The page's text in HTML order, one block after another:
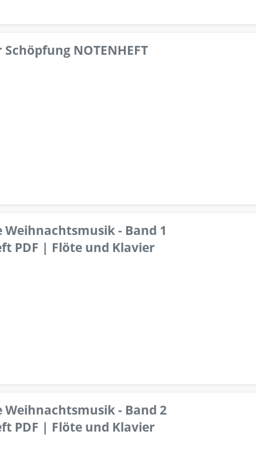
Schöpfung NOTENHEFT
Weihnachtsmusik - Band 1
PDF | Flöte und Klavier
Weihnachtsmusik - Band 2
PDF | Flöte und Klavier